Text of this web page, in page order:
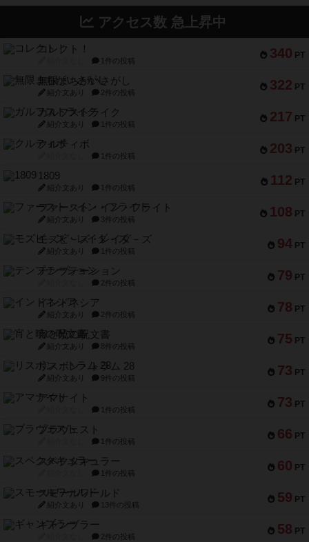
アクセス数 急上昇中
340 PT
コレクト！
1件の投稿
322 PT
無限まちがいさがし
紹介文あり 2件の投稿
217 PT
ガルフストライク
紹介文あり 1件の投稿
203 PT
クルティボ
1件の投稿
112 PT
1809
紹介文あり 1件の投稿
108 PT
ファースト・イン・フライト
紹介文あり 3件の投稿
94 PT
モズビ－ズ・レイダ－ズ
紹介文あり 1件の投稿
79 PT
テンプテーション
2件の投稿
78 PT
インドネシア
紹介文あり 2件の投稿
75 PT
宵と暁の呪文書
紹介文あり 8件の投稿
73 PT
リスボン・トラム 28
紹介文あり 9件の投稿
73 PT
アマナイト
1件の投稿
66 PT
ブラヴェスト
1件の投稿
60 PT
スペクタキュラー
1件の投稿
59 PT
スモールワールド
紹介文あり 13件の投稿
58 PT
ギャンブラー
2件の投稿